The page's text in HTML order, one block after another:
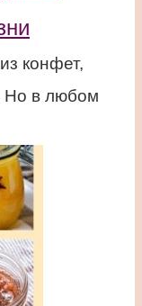
конфет,
Но в любом